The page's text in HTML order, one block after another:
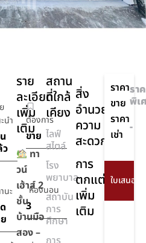
นำ
ต้องการ
ขาย
นะ ห้องนอน
3
ราย
ละเอียด
เพิ่ม
เติม
ทา
วน์
เฮ้าส์ 2
ชั้น
บ้านมือ
สอง –
สถาน
ที่ใกล้
เคียง
ไลฟ์
สไตล์
โรง
พยาบาล
สถาบัน
การ
ศึกษา
สิ่ง
อำนวย
ความ
สะดวก
การ
ตกแต่ง
เพิ่ม
เติม
ราคา
ขาย
รา
พิเ
ราคา
เช่า
-